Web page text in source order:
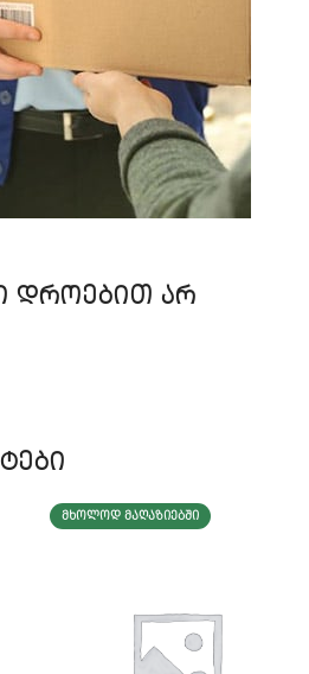
ᲓᲠᲝᲔᲑᲘᲗ ᲐᲠ
ᲛᲮᲝᲚᲝᲓ ᲛᲐᲦᲐᲖᲘᲔᲑᲨᲘ